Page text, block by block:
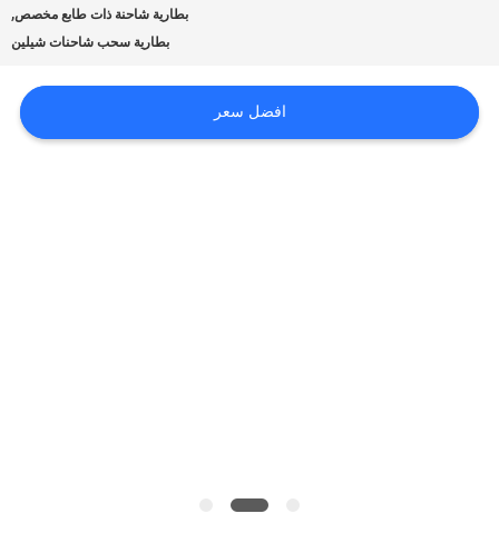
الموقع
بطارية شاحنة ذات طابع مخصص,
بطارية سحب شاحنات شيلين
افضل سعر